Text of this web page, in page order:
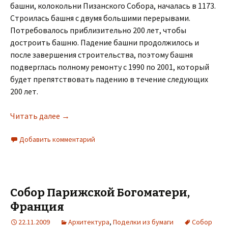
башни, колокольни Пизанского Собора, началась в 1173.
Строилась башня с двумя большими перерывами.
Потребовалось приблизительно 200 лет, чтобы
достроить башню. Падение башни продолжилось и
после завершения строительства, поэтому башня
подверглась полному ремонту с 1990 по 2001, который
будет препятствовать падению в течение следующих
200 лет.
Читать далее →
Добавить комментарий
Собор Парижской Богоматери,
Франция
22.11.2009 Архитектура, Поделки из бумаги
Собор